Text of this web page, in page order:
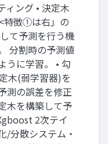
ィング • 決定⽊
特徴①は右」の
て予測を⾏う機
分割時の予測値
うに学習。 • 勾
⽊(弱学習器)を
測の誤差を修正
⽊を構築して予
2次テイ
/分散システム・